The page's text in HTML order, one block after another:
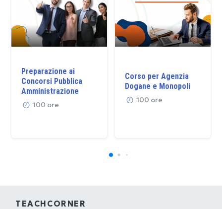
Preparazione ai
Concorsi Pubblica
Amministrazione
100 ore
Corso per Agenzia
Dogane e Monopoli
100 ore
TEACHCORNER